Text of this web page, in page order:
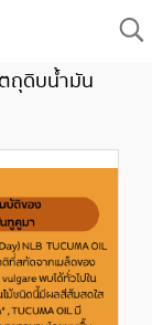
ถุดิบน้ำมัน